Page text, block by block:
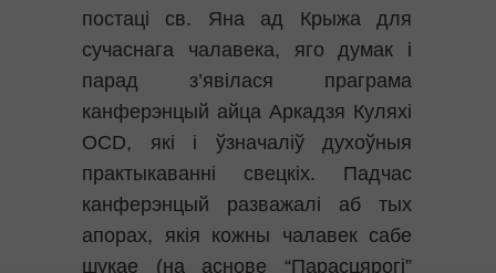
постаці св. Яна ад Крыжа для
сучаснага чалавека, яго думак і
парад з’явілася праграма
канферэнцый айца Аркадзя Куляхі
ОСD, які і ўзначаліў духоўныя
практыкаванні свецкіх. Падчас
канферэнцый разважалі аб тых
апорах, якія кожны чалавек сабе
шукае (на аснове “Парасцярогі”